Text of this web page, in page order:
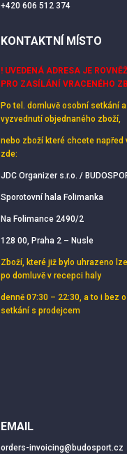
+420 606 512 374
KONTAKTNÍ MÍSTO
! UVEDENÁ ADRESA JE
PRO ZASÍLÁNÍ VRACENÉHO
Po tel. domluvě osobní setkání
vyzvednutí objednaného zboží,
nebo zboží které chcete napřed
zde:
JDC Organizer s.r.o. /
Sporotovní hala Folimanka
Na Folimance 2490/2
128 00, Praha 2 – Nusle
Zboží, které již bylo uhrazeno
po domluvě v recepci haly
denně 07:30 – 22:30, a to i bez
setkání s prodejcem
EMAIL
orders-invoicing@budosport.cz